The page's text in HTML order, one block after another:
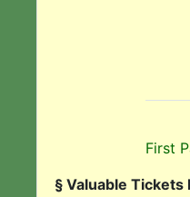
First
§ Valuable